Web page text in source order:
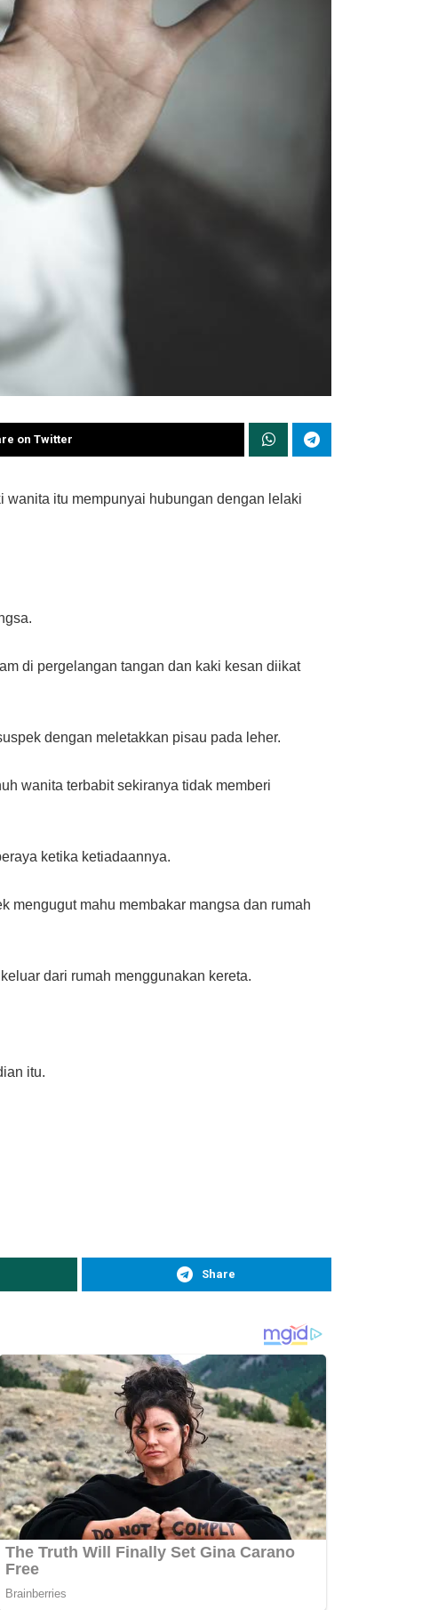
on Twitter
itu mempunyai hubungan dengan lelaki
di pergelangan tangan dan kaki kesan diikat
dengan meletakkan pisau pada leher.
wanita terbabit sekiranya tidak memberi
ketika ketiadaannya.
mengugut mahu membakar mangsa dan rumah
dari rumah menggunakan kereta.
itu.
Share